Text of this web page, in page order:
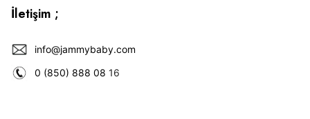
İletişim ;
info@jammybaby.com
0 (850) 888 08 16